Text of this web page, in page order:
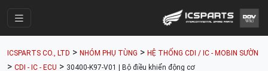
Cửa Hàng
ICSPARTS CO., LTD > NHÓM PHỤ TÙNG > HỆ THỐNG CDI / IC - MOBIN SƯỜN
> CDI - IC - ECU > 30400-K97-V01 | Bộ điều khiển động cơ